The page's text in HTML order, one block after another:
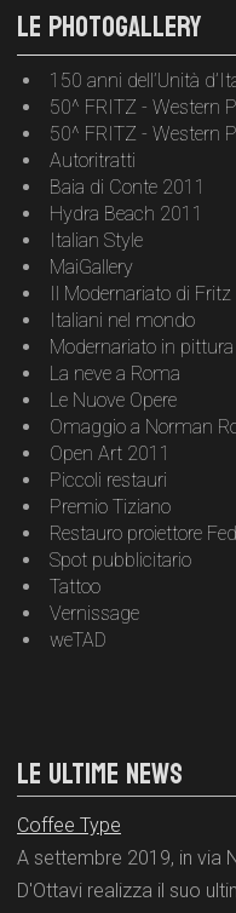
LE PHOTOGALLERY
150 anni dell’Unità
50^ FRITZ - Western
50^ FRITZ - Western
Autoritratti
Baia di Conte 2011
Hydra Beach 2011
Italian Style
MaiGallery
Il Modernariato di Fritz
Italiani nel mondo
Modernariato in pittura
La neve a Roma
Le Nuove Opere
Omaggio a Norman
Open Art 2011
Piccoli restauri
Premio Tiziano
Restauro proiettore
Spot pubblicitario
Tattoo
Vernissage
weTAD
LE ULTIME NEWS
Coffee Type
A settembre 2019, in via
D'Ottavi realizza il suo